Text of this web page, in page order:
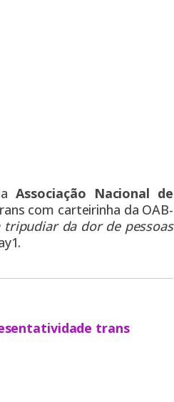
Associação Nacional de
com carteirinha da OAB-
da dor de pessoas
.
trans